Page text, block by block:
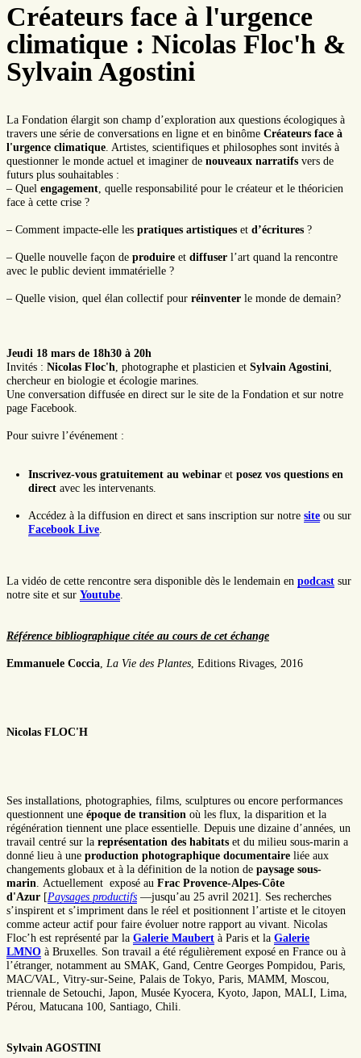
Créateurs face à l'urgence
climatique : Nicolas Floc'h &
Sylvain Agostini
La Fondation élargit son champ d’exploration aux questions écologiques à
travers une série de conversations en ligne et en binôme Créateurs face à
l'urgence climatique . Artistes, scientifiques et philosophes sont invités à
questionner le monde actuel et imaginer de nouveaux narratifs vers de
futurs plus souhaitables :
– Quel engagement , quelle responsabilité pour le créateur et le théoricien
face à cette crise ?
– Comment impacte-elle les pratiques artistiques et d’écritures ?
– Quelle nouvelle façon de produire et diffuser l’art quand la rencontre
avec le public devient immatérielle ?
– Quelle vision, quel élan collectif pour réinventer le monde de demain?
Jeudi 18 mars de 18h30 à 20h
Invités : Nicolas Floc'h , photographe et plasticien et Sylvain Agostini
chercheur en biologie et écologie marines.
Une conversation diffusée en direct sur le site de la Fondation et sur notre
page Facebook.
Pour suivre l’événement :
Inscrivez-vous gratuitement au webinar etposez vos questions en
direct avec les intervenants.
Accédez à la diffusion en direct et sans inscription sur notresite ou sur
Facebook Live
La vidéo de cette rencontre sera disponible dès le lendemain en podcast sur
notre site et sur Youtube.
Référence bibliographique citée au cours de cet échange
Emmanuele Coccia, La Vie des Plantes, Editions Rivages, 2016
Nicolas FLOC'H
Ses installations, photographies, films, sculptures ou encore performances
questionnent une époque de transition où les flux, la disparition et la
régénération tiennent une place essentielle. Depuis une dizaine d’années, un
travail centré sur la représentation des habitats et du milieu sous-marin a
donné lieu à une production photographique documentaire liée aux
changements globaux et à la définition de la notion de paysage sous-
marin. Actuellement exposé au Frac Provence-Alpes-Côte
d'Azur [Paysages productifs —jusqu’au 25 avril 2021]. Ses recherches
s’inspirent et s’impriment dans le réel et positionnent l’artiste et le citoyen
comme acteur actif pour faire évoluer notre rapport au vivant. Nicolas
Floc’h est représenté par la Galerie Maubert à Paris et la Galerie
LMNO à Bruxelles. Son travail a été régulièrement exposé en France ou à
l’étranger, notamment au SMAK, Gand, Centre Georges Pompidou, Paris,
MAC/VAL, Vitry-sur-Seine, Palais de Tokyo, Paris, MAMM, Moscou,
triennale de Setouchi, Japon, Musée Kyocera, Kyoto, Japon, MALI, Lima,
Pérou, Matucana 100, Santiago, Chili.
Sylvain AGOSTINI